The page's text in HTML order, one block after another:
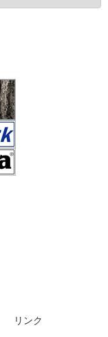
リンク